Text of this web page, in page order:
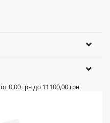
0,00 грндо 11100,00 грн